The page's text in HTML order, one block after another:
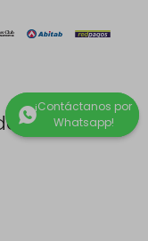
maciza